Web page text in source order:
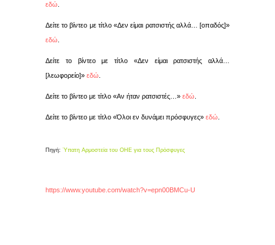
εδώ
Δείτε το βίντεο με τίτλο «Δεν είμαι ρατσιστής αλλά… [οπαδός]»
εδώ
Δείτε το βίντεο με τίτλο «Δεν είμαι ρατσιστής αλλά…
[λεωφορείο]» εδώ
Δείτε το βίντεο με τίτλο «Αν ήταν ρατσιστές…» εδώ
Δείτε το βίντεο με τίτλο «Όλοι εν δυνάμει πρόσφυγες» εδώ
Πηγή: Ύπατη Αρμοστεία του ΟΗΕ για τους Πρόσφυγες
https://www.youtube.com/watch?v=epn00BMCu-U